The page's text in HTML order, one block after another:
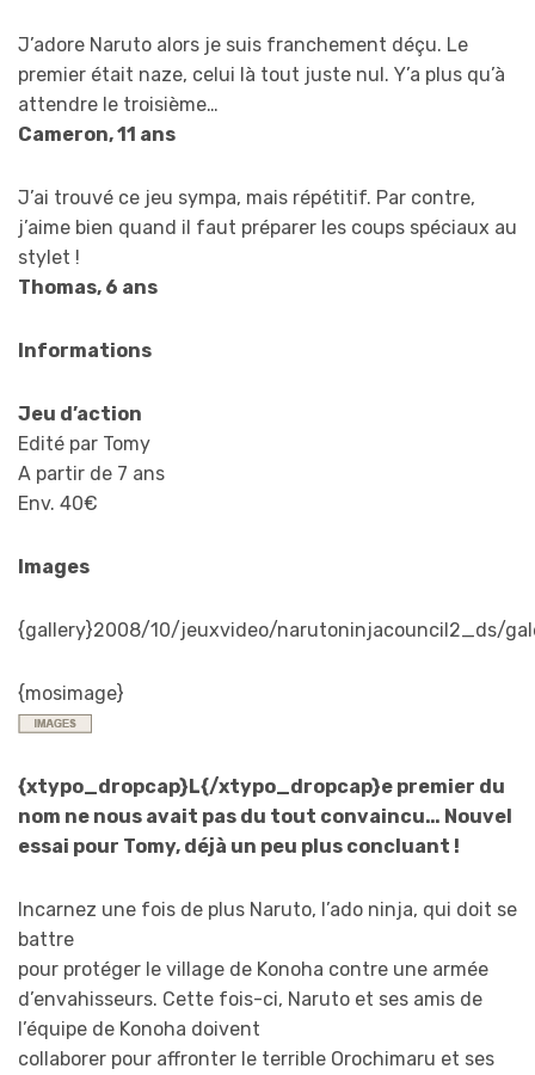
J’adore Naruto alors je suis franchement déçu. Le
premier était naze, celui là tout juste nul. Y’a plus qu’à
attendre le troisième…
Cameron, 11 ans
J’ai trouvé ce jeu sympa, mais répétitif. Par contre,
j’aime bien quand il faut préparer les coups spéciaux au
stylet !
Thomas, 6 ans
Informations
Jeu d’action
Edité par Tomy
A partir de 7 ans
Env. 40€
Images
{gallery}2008/10/jeuxvideo/narutoninjacouncil2_ds/
{mosimage}
{xtypo_dropcap}L{/xtypo_dropcap}e premier du
nom ne nous avait pas du tout convaincu… Nouvel
essai pour Tomy, déjà un peu plus concluant !
Incarnez une fois de plus Naruto, l’ado ninja, qui doit se
battre
pour protéger le village de Konoha contre une armée
d’envahisseurs. Cette fois-ci, Naruto et ses amis de
l’équipe de Konoha doivent
collaborer pour affronter le terrible Orochimaru et ses